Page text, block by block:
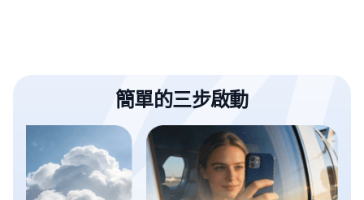
簡單的三步啟動